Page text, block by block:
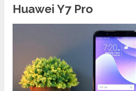
Huawei Y7 Pro